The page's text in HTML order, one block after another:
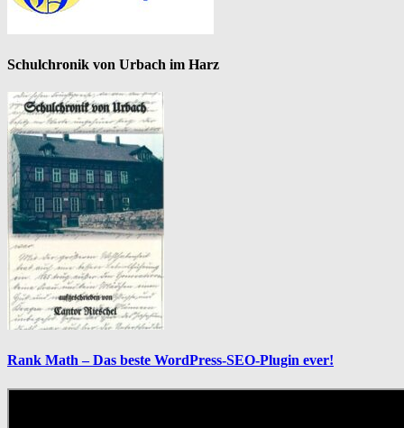
Schulchronik von Urbach im Harz
Rank Math – Das beste WordPress-SEO-Plugin ever!